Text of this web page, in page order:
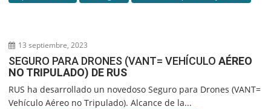
13 septiembre, 2023
SEGURO PARA DRONES (VANT= VEHÍCULOAÉREO
NO TRIPULADO) DE RUS
RUS ha desarrollado un novedoso Seguro para Drones (VANT=
Vehículo Aéreo no Tripulado). Alcance de la...